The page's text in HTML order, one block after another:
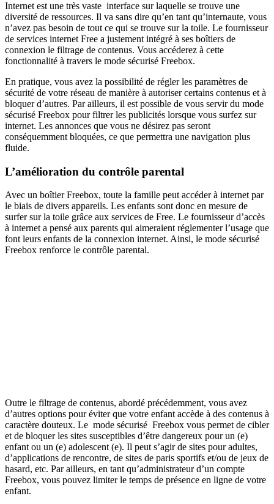
Internet est une très vaste interface sur laquelle se trouve une
diversité de ressources. Il va sans dire qu’en tant qu’internaute, vous
n’avez pas besoin de tout ce qui se trouve sur la toile. Le fournisseur
de services internet Free a justement intégré à ses boîtiers de
connexion le filtrage de contenus. Vous accéderez à cette
fonctionnalité à travers le mode sécurisé Freebox.
En pratique, vous avez la possibilité de régler les paramètres de
sécurité de votre réseau de manière à autoriser certains contenus et à
bloquer d’autres. Par ailleurs, il est possible de vous servir du mode
sécurisé Freebox pour filtrer les publicités lorsque vous surfez sur
internet. Les annonces que vous ne désirez pas seront
conséquemment bloquées, ce que permettra une navigation plus
fluide.
L’amélioration du contrôle parental
Avec un boîtier Freebox, toute la famille peut accéder à internet par
le biais de divers appareils. Les enfants sont donc en mesure de
surfer sur la toile grâce aux services de Free. Le fournisseur d’accès
à internet a pensé aux parents qui aimeraient réglementer l’usage que
font leurs enfants de la connexion internet. Ainsi, le mode sécurisé
Freebox renforce le contrôle parental.
Outre le filtrage de contenus, abordé précédemment, vous avez
d’autres options pour éviter que votre enfant accède à des contenus à
caractère douteux. Le mode sécurisé Freebox vous permet de cibler
et de bloquer les sites susceptibles d’être dangereux pour un (e)
enfant ou un (e) adolescent (e). Il peut s’agir de sites pour adultes,
d’applications de rencontre, de sites de paris sportifs et/ou de jeux de
hasard, etc. Par ailleurs, en tant qu’administrateur d’un compte
Freebox, vous pouvez limiter le temps de présence en ligne de votre
enfant.